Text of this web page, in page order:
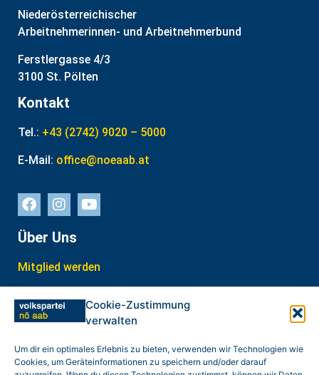
Cookie-Zustimmung
verwalten
Um dir ein optimales Erlebnis zu bieten, verwenden wir Technologien wie
Cookies, um Geräteinformationen zu speichern und/oder darauf
Niederösterreichischer
Arbeitnehmerinnen- und Arbeitnehmerbund
Ferstlergasse 4/3
3100 St. Pölten
Kontakt
Tel.: +43 (2742) 9020 – 5000
E-Mail: office@noeaab.at
Über Uns
Mitglied werden
In Kontakt treten
weitere Links